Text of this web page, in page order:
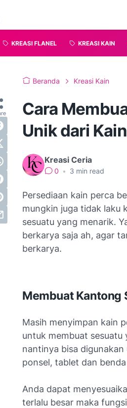
KREASI FLANEL KREASI KAIN
Beranda Kreasi Kain
Cara
Unik dari
Kreasi Ceria
0 • 3 min read
Persediaan kain perca
mungkin juga tidak laku
sesuatu yang menarik.
berkarya saja ah, agar
berkarya.
Membuat Kantong
Masih menyimpan kain
untuk membuat
nantinya bisa
ponsel, tablet dan
Anda dapat
terlalu besar maka